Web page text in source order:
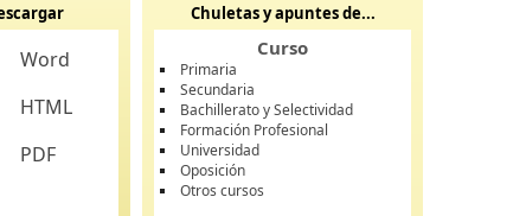
Word
HTML
PDF
Chuletas y apuntes de...
Curso
Primaria
Secundaria
Bachillerato y Selectividad
Formación Profesional
Universidad
Oposición
Otros cursos